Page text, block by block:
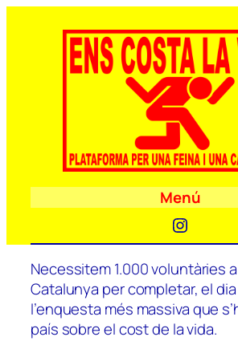
Menú
Necessitem 1.000 voluntàries
Catalunya per completar, el
l’enquesta més massiva que
país sobre el cost de la vida.